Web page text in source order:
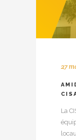
27
La